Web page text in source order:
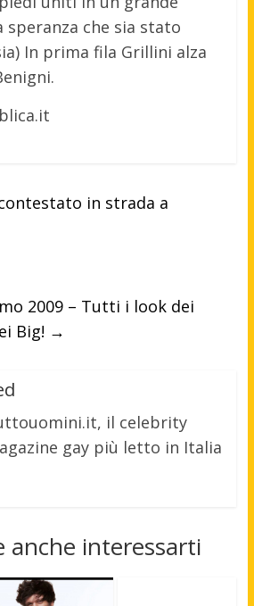
speranza che sia stato
In prima fila Grillini alza
in strada a
2009 – Tutti i look dei
Big! →
il celebrity
gay più letto in Italia
anche interessarti